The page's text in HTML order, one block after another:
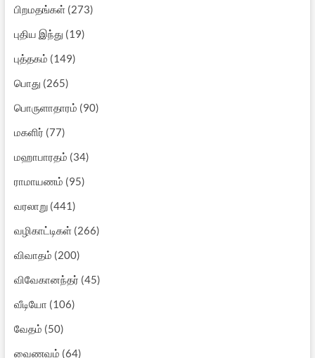
பிறமதங்கள்(273)
புதிய இந்து (19)
புத்தகம் (149)
பொது (265)
பொருளாதாரம் (90)
மகளிர் (77)
மஹாபாரதம் (34)
ராமாயணம் (95)
வரலாறு(441)
வழிகாட்டிகள்(266)
விவாதம் (200)
விவேகானந்தர் (45)
வீடியோ (106)
வேதம் (50)
வைணவம் (64)